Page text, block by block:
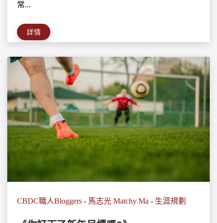
常...
詳情
CBDC職人Bloggers - 馬志光 Matchy Ma - 生涯規劃